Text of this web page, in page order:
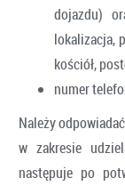
dojazdu)
lokalizacja,
kościół,
numer
Należy
w zakresie
następuje po